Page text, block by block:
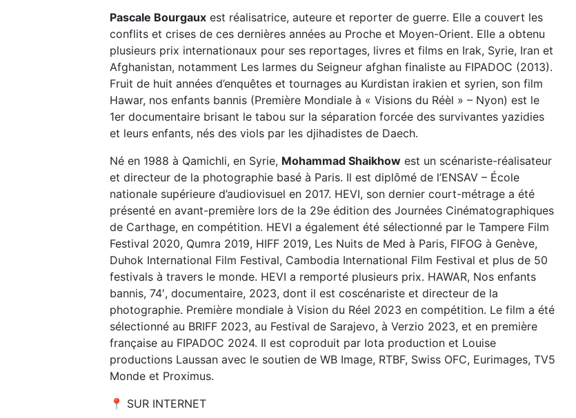
Pascale Bourgaux est réalisatrice, auteure et reporter de guerre. Elle a couvert les
conflits et crises de ces dernières années au Proche et Moyen-Orient. Elle a obtenu
plusieurs prix internationaux pour ses reportages, livres et films en Irak, Syrie, Iran et
Afghanistan, notamment Les larmes du Seigneur afghan finaliste au FIPADOC (2013).
Fruit de huit années d’enquêtes et tournages au Kurdistan irakien et syrien, son film
Hawar, nos enfants bannis (Première Mondiale à « Visions du Réèl » – Nyon) est le
1er documentaire brisant le tabou sur la séparation forcée des survivantes yazidies
et leurs enfants, nés des viols par les djihadistes de Daech.
Né en 1988 à Qamichli, en Syrie, Mohammad Shaikhow est un scénariste-réalisateur
et directeur de la photographie basé à Paris. Il est diplômé de l’ENSAV – École
nationale supérieure d’audiovisuel en 2017. HEVI, son dernier court-métrage a été
présenté en avant-première lors de la 29e édition des Journées Cinématographiques
de Carthage, en compétition. HEVI a également été sélectionné par le Tampere Film
Festival 2020, Qumra 2019, HIFF 2019, Les Nuits de Med à Paris, FIFOG à Genève,
Duhok International Film Festival, Cambodia International Film Festival et plus de 50
festivals à travers le monde. HEVI a remporté plusieurs prix. HAWAR, Nos enfants
bannis, 74′, documentaire, 2023, dont il est coscénariste et directeur de la
photographie. Première mondiale à Vision du Réel 2023 en compétition. Le film a été
sélectionné au BRIFF 2023, au Festival de Sarajevo, à Verzio 2023, et en première
française au FIPADOC 2024. Il est coproduit par Iota production et Louise
productions Laussan avec le soutien de WB Image, RTBF, Swiss OFC, Eurimages, TV5
Monde et Proximus.
📍 SUR INTERNET